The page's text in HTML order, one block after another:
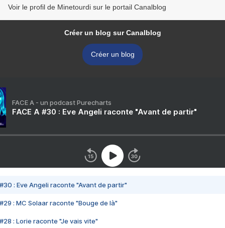
Voir le profil de Minetourdi sur le portail Canalblog
Créer un blog sur Canalblog
Créer un blog
FACE A - un podcast Purecharts
FACE A #30 : Eve Angeli raconte "Avant de partir"
#30 : Eve Angeli raconte "Avant de partir"
#29 : MC Solaar raconte "Bouge de là"
#28 : Lorie raconte "Je vais vite"